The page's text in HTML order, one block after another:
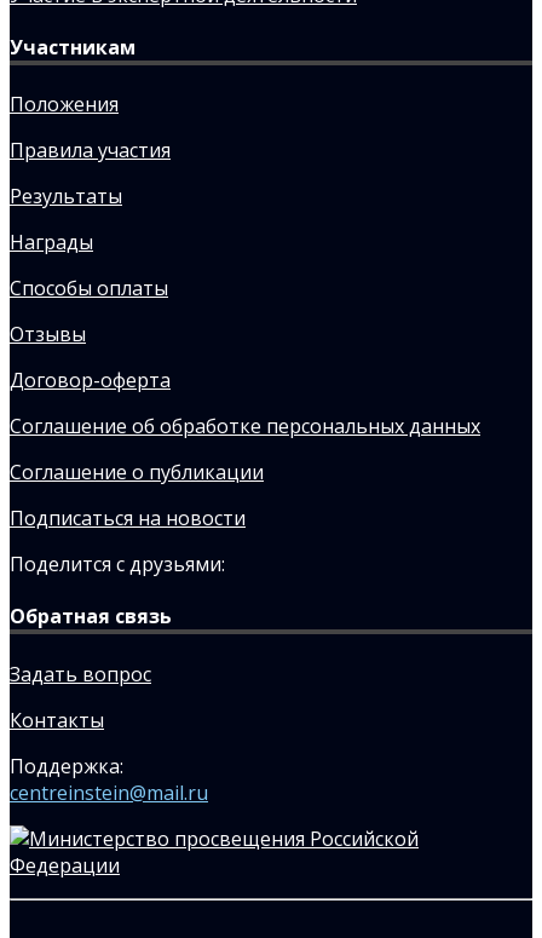
Участникам
Положения
Правила участия
Результаты
Награды
Способы оплаты
Отзывы
Договор-оферта
Соглашение об обработке персональных данных
Соглашение о публикации
Подписаться на новости
Поделится с друзьями:
Обратная связь
Задать вопрос
Контакты
Поддержка:
centreinstein@mail.ru